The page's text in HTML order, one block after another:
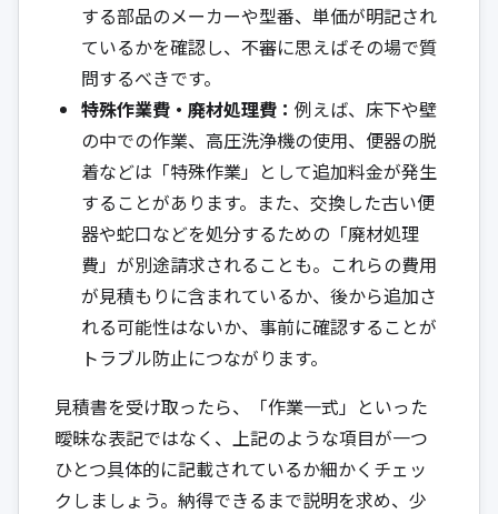
する部品のメーカーや型番、単価が明記され
ているかを確認し、不審に思えばその場で質
問するべきです。
特殊作業費・廃材処理費： 例えば、床下や壁
の中での作業、高圧洗浄機の使用、便器の脱
着などは「特殊作業」として追加料金が発生
することがあります。また、交換した古い便
器や蛇口などを処分するための「廃材処理
費」が別途請求されることも。これらの費用
が見積もりに含まれているか、後から追加さ
れる可能性はないか、事前に確認することが
トラブル防止につながります。
見積書を受け取ったら、「作業一式」といった
曖昧な表記ではなく、上記のような項目が一つ
ひとつ具体的に記載されているか細かくチェッ
クしましょう。納得できるまで説明を求め、少